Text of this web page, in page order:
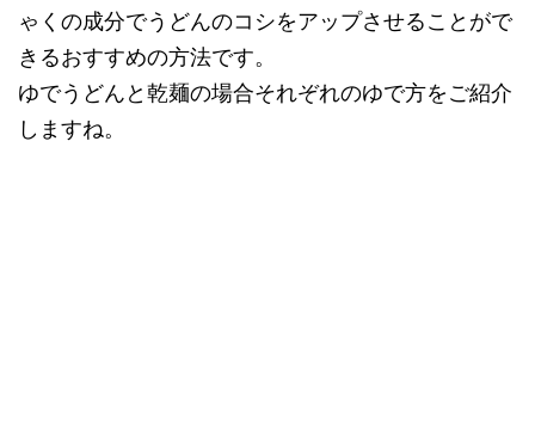
ゃくの成分でうどんのコシをアップさせることがで
きるおすすめの方法です。
ゆでうどんと乾麺の場合それぞれのゆで方をご紹介
しますね。